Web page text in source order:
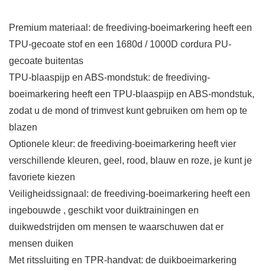
Premium materiaal: de freediving-boeimarkering heeft een
TPU-gecoate stof en een 1680d / 1000D cordura PU-
gecoate buitentas
TPU-blaaspijp en ABS-mondstuk: de freediving-
boeimarkering heeft een TPU-blaaspijp en ABS-mondstuk,
zodat u de mond of trimvest kunt gebruiken om hem op te
blazen
Optionele kleur: de freediving-boeimarkering heeft vier
verschillende kleuren, geel, rood, blauw en roze, je kunt je
favoriete kiezen
Veiligheidssignaal: de freediving-boeimarkering heeft een
ingebouwde , geschikt voor duiktrainingen en
duikwedstrijden om mensen te waarschuwen dat er
mensen duiken
Met ritssluiting en TPR-handvat: de duikboeimarkering